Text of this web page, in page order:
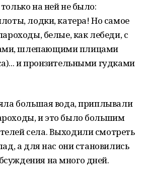
на ней не было:
лодки, катера! Но самое
белые, как лебеди, с
шлепающими плицами
и пронзительными гудками
большая вода, приплывали
и это было большим
села. Выходили смотреть
а для нас они становились
на много дней.